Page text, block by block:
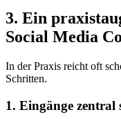
3. Ein
Social Media
In der Praxis reicht oft
Schritten.
1. Eingänge zentral